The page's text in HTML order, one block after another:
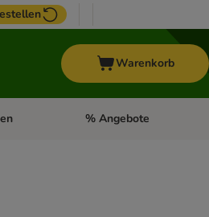
Warenkorb
öffnen: PferdKategorie-Menü öffnen:
% Angebote